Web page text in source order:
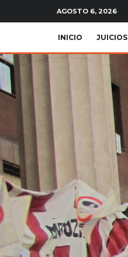
AGOSTO 6, 2026
INICIO JUICIOS